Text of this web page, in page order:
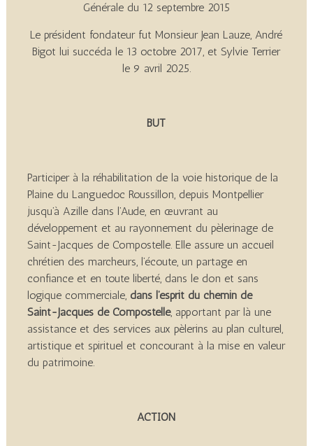
Générale du 12 septembre 2015
Le président fondateur fut Monsieur Jean Lauze, André
Bigot lui succéda le 13 octobre 2017, et Sylvie Terrier
le 9 avril 2025.
BUT
Participer à la réhabilitation de la voie historique de la
Plaine du Languedoc Roussillon, depuis Montpellier
jusqu’à Azille dans l’Aude, en œuvrant au
développement et au rayonnement du pèlerinage de
Saint-Jacques de Compostelle. Elle assure un accueil
chrétien des marcheurs, l’écoute, un partage en
confiance et en toute liberté, dans le don et sans
logique commerciale, dans l’esprit du chemin de
Saint-Jacques de Compostelle, apportant par là une
assistance et des services aux pèlerins au plan culturel,
artistique et spirituel et concourant à la mise en valeur
du patrimoine.
ACTION